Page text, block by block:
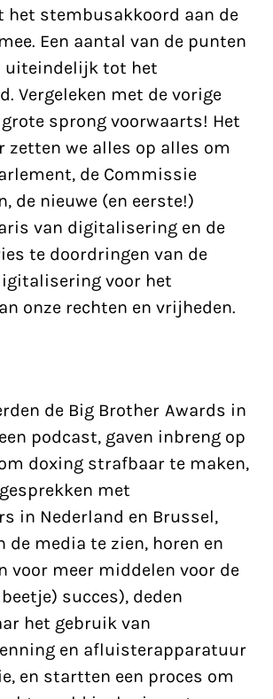
het stembusakkoord aan de
Een aantal van de punten
uiteindelijk tot het
Vergeleken met de vorige
sprong voorwaarts! Het
zetten we alles op alles om
de Commissie
de nieuwe (en eerste!)
van digitalisering en de
te doordringen van de
voor het
onze rechten en vrijheden.
de Big Brother Awards in
podcast, gaven inbreng op
doxing strafbaar te maken,
met
in Nederland en Brussel,
de media te zien, horen en
voor meer middelen voor de
succes), deden
het gebruik van
en afluisterapparatuur
en startten een proces om